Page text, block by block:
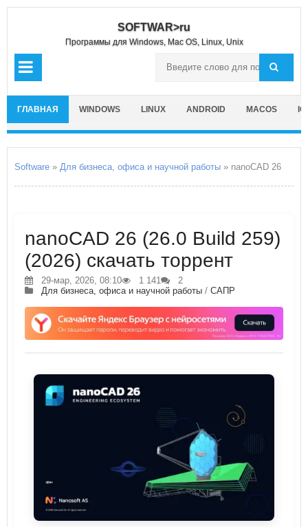
SOFTWAR>ru
Программы для Windows, Mac OS, Linux, Unix
ГЛАВНАЯ WINDOWS LINUX ANDROID MACOS
Software » Для бизнеса, офиса и научной работы » nanoCAD 26
nanoCAD 26 (26.0 Build 259)
(2026) скачать торрент
29-мар, 2026, 08:10 1 141
2
Для бизнеса, офиса и научной работы / САПР